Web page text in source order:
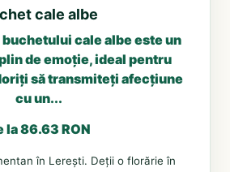
cale albe
buchetului cale albe este un
de emoție, ideal pentru
să transmiteți afecțiune
cu un...
la 86.63 RON
în Lerești. Deții o florărie în